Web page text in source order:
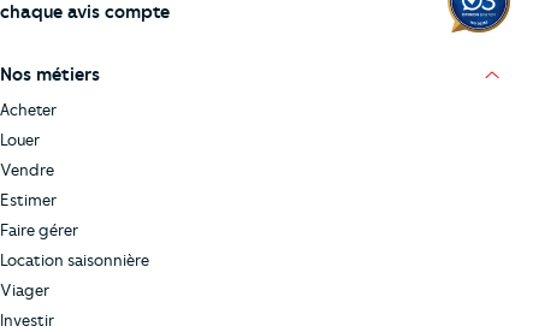
chaque avis compte
Nos métiers
Acheter
Louer
Vendre
Estimer
Faire gérer
Location saisonnière
Viager
Investir